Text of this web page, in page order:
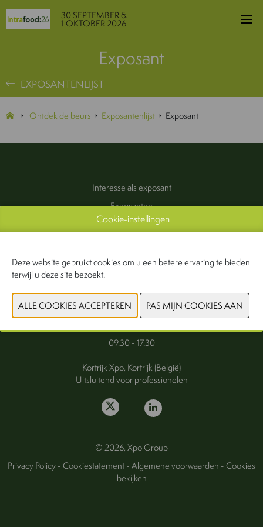
30 SEPTEMBER &
1 OKTOBER 2026
Exposant
EXPOSANTENLIJST
Ontdek de beurs Exposantenlijst Exposant
Interesse als exposant
Exposanten
Praktische informatie
Contact
Woensdag 30 september 2026
Donderdag 1 oktober 2026
09.30 - 17.30
Kortrijk Xpo, Kortrijk (België)
Uitsluitend voor professionelen
© 2026, Xpo Group
Privacy Policy-Cookiestatement-Algemene voorwaarden -Cookies
bekijken
Cookie-instellingen
Deze website gebruikt cookies om u een betere ervaring te bieden
terwijl u deze site bezoekt.